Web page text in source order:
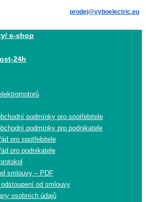
prodej@vyboelectric.eu
e-shop
24h
podmínky pro spotřebitele
podmínky pro podnikatele
pro spotřebitele
pro podnikatele
smlouvy – PDF
odstoupení od smlouvy
osobních údajů